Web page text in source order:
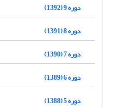
دوره 9 (1392)
دوره 8 (1391)
دوره 7 (1390)
دوره 6 (1389)
دوره 5 (1388)